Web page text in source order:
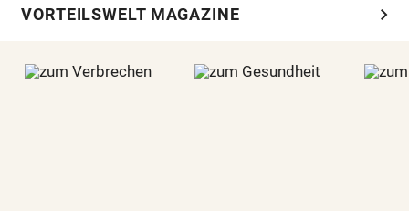
VORTEILSWELT MAGAZINE chevron_right